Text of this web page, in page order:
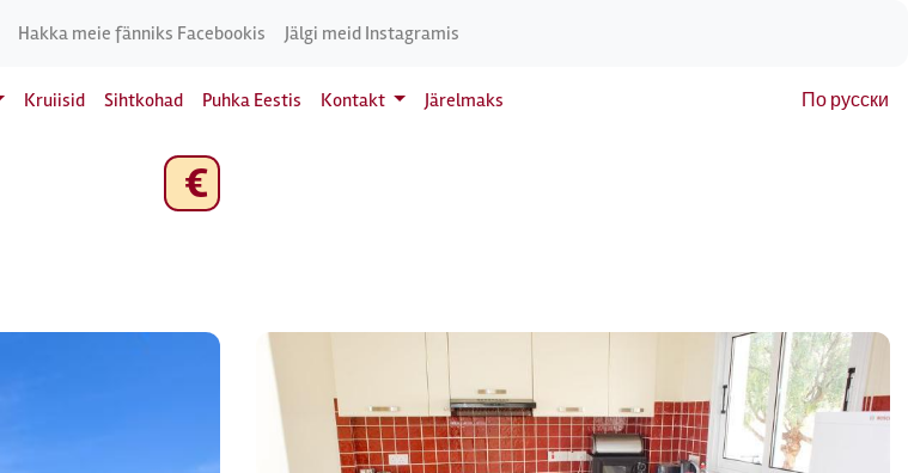
Hakka meie fänniks Facebookis Jälgi meid Instagramis
Kruiisid Sihtkohad Puhka Eestis Kontakt Järelmaks По русски
€